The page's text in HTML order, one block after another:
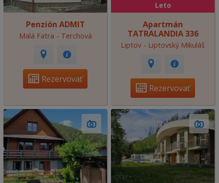
Penzión ADMIT
Malá Fatra - Terchová
Rezervovať
Leto
Apartmán
TATRALANDIA 336
Liptov - Liptovský Mikuláš
Rezervovať